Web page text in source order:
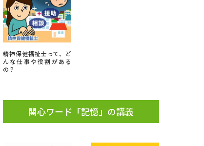
留学・進学関連、塾・予備校
求
精神保健福祉士って、ど
んな仕事や役割がある
の？
関心ワード「記憶」の講義